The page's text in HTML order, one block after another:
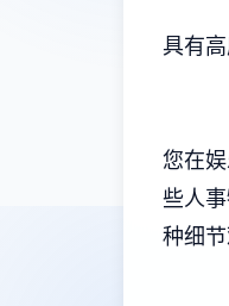
具有
您在
些人
种细